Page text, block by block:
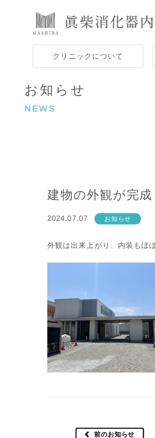
クリニックについて
お知らせ
NEWS
建物の外観が完成
2024.07.07 お知らせ
外観は出来上がり、内装もほ
前のお知らせ